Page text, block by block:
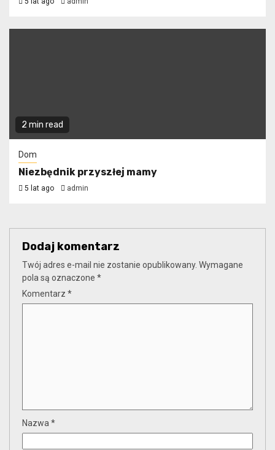
2 min read
Dom
Niezbędnik przyszłej mamy
5 lat ago admin
Dodaj komentarz
Twój adres e-mail nie zostanie opublikowany. Wymagane
pola są oznaczone *
Komentarz *
Nazwa *